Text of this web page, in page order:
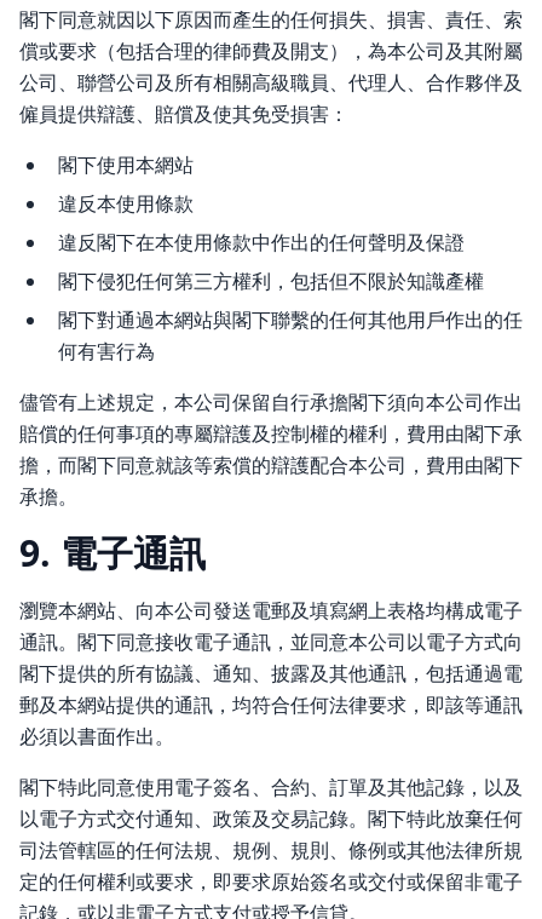
閣下同意就因以下原因而產生的任何損失、損害、責任、索
償或要求（包括合理的律師費及開支），為本公司及其附屬
公司、聯營公司及所有相關高級職員、代理人、合作夥伴及
僱員提供辯護、賠償及使其免受損害：
閣下使用本網站
違反本使用條款
違反閣下在本使用條款中作出的任何聲明及保證
閣下侵犯任何第三方權利，包括但不限於知識產權
閣下對通過本網站與閣下聯繫的任何其他用戶作出的任
何有害行為
儘管有上述規定，本公司保留自行承擔閣下須向本公司作出
賠償的任何事項的專屬辯護及控制權的權利，費用由閣下承
擔，而閣下同意就該等索償的辯護配合本公司，費用由閣下
承擔。
9. 電子通訊
瀏覽本網站、向本公司發送電郵及填寫網上表格均構成電子
通訊。閣下同意接收電子通訊，並同意本公司以電子方式向
閣下提供的所有協議、通知、披露及其他通訊，包括通過電
郵及本網站提供的通訊，均符合任何法律要求，即該等通訊
必須以書面作出。
閣下特此同意使用電子簽名、合約、訂單及其他記錄，以及
以電子方式交付通知、政策及交易記錄。閣下特此放棄任何
司法管轄區的任何法規、規例、規則、條例或其他法律所規
定的任何權利或要求，即要求原始簽名或交付或保留非電子
記錄，或以非電子方式支付或授予信貸。